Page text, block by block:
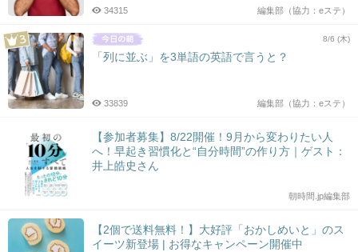
編集部（協力：eステ）
34315
8/6 (木)
「列に並ぶ」を3単語の英語で言うと？
編集部（協力：eステ）
33839
【参加者募集】8/22開催！9月から変わりたい人
へ！早起き習慣化と“自分時間”の作り方｜ゲスト：
井上皓史さん
朝時間.jp編集部
【2個で送料無料！】大好評「おかしめいと」のス
イーツ新登場 | お得なキャンペーン開催中